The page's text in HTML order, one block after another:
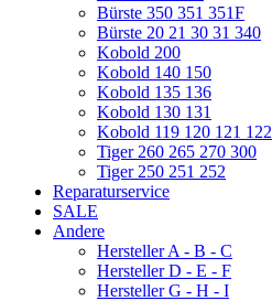
Bürste 350 351 351F
Bürste 20 21 30 31 340
Kobold 200
Kobold 140 150
Kobold 135 136
Kobold 130 131
Kobold 119 120 121 122
Tiger 260 265 270 300
Tiger 250 251 252
Reparaturservice
SALE
Andere
Hersteller A - B - C
Hersteller D - E - F
Hersteller G - H - I